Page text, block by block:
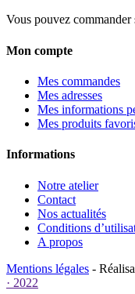
Vous pouvez commander
Mon compte
Mes commandes
Mes adresses
Mes informations
Mes produits
Informations
Notre atelier
Contact
Nos actualités
Conditions
A propos
Mentions légales -
· 2022